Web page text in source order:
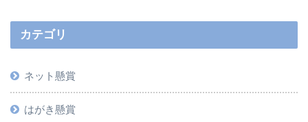
カテゴリ
ネット懸賞
はがき懸賞